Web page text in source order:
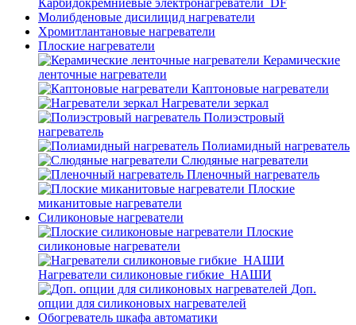
Карбидокремниевые электронагреватели_DF
Молибденовые дисилицид нагреватели
Хромитлантановые нагреватели
Плоские нагреватели
Керамические
ленточные нагреватели
Каптоновые нагреватели
Нагреватели зеркал
Полиэстровый
нагреватель
Полиамидный нагреватель
Слюдяные нагреватели
Пленочный нагреватель
Плоские
миканитовые нагреватели
Силиконовые нагреватели
Плоские
силиконовые нагреватели
Нагреватели силиконовые гибкие_НАШИ
Доп.
опции для силиконовых нагревателей
Обогреватель шкафа автоматики